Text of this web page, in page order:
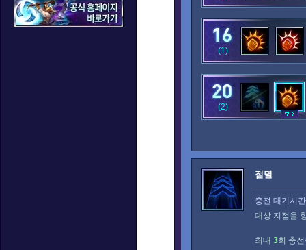
(1)
(2)
점멸
충전 대기시
대상 지점을
최대 3회 충